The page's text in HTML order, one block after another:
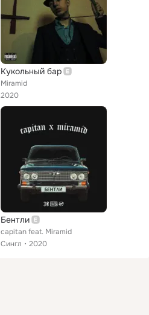
Кукольный бар
Miramid
2020
Бентли
capitan feat. Miramid
Сингл
2020